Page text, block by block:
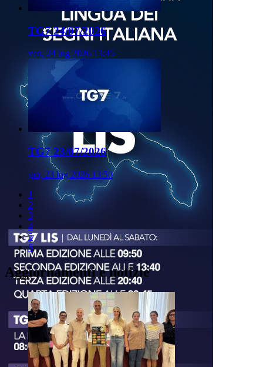
TG7 24/07/2026
ven, 24 lug 2026 13:45
TG7 23/07/2026
gio, 23 lug 2026 13:50
1
2
3
4
5
6
Aggiornamenti e notizie